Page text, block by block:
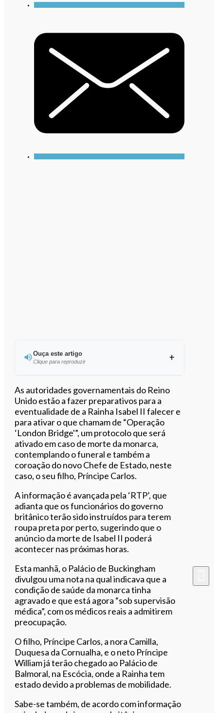
Ouça este artigo
Clique para reproduzir
Ouvir este artigo
As autoridades governamentais do Reino
Unido estão a fazer preparativos para a
eventualidade de a Rainha Isabel II falecer e
para ativar o que chamam de “Operação
‘London Bridge'”, um protocolo que será
ativado em caso de morte da monarca,
contemplando o funeral e também a
coroação do novo Chefe de Estado, neste
caso, o seu filho, Príncipe Carlos.
A informação é avançada pela ‘RTP’, que
adianta que os funcionários do governo
britânico terão sido instruídos para terem
roupa preta por perto, sugerindo que o
anúncio da morte de Isabel II poderá
acontecer nas próximas horas.
Esta manhã, o Palácio de Buckingham
divulgou uma nota na qual indicava que a
condição de saúde da monarca tinha
agravado e que está agora “sob supervisão
médica”, com os médicos reais a admitirem
preocupação.
O filho, Príncipe Carlos, a nora Camilla,
Duquesa da Cornualha, e o neto Príncipe
William já terão chegado ao Palácio de
Balmoral, na Escócia, onde a Rainha tem
estado devido a problemas de mobilidade.
Sabe-se também, de acordo com informação